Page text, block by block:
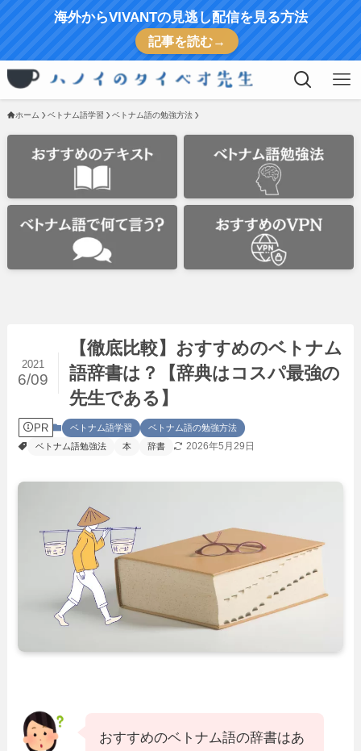
海外からVIVANTの見逃し配信を見る方法
記事を読む→
ホーム ベトナム語学習 ベトナム語の勉強方法
【徹底比較】おすすめのベトナム
語辞書は？【辞典はコスパ最強の
先生である】
2021
6/09
PR ベトナム語学習
ベトナム語の勉強方法
ベトナム語勉強法
本 辞書 2026年5月29日
おすすめのベトナム語の辞書はあ